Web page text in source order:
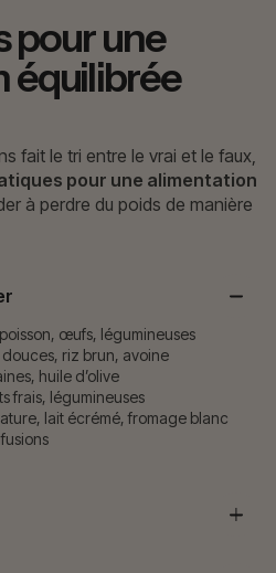
pour une
équilibrée
fait le tri entre le vrai et le faux,
pour une alimentation
à perdre du poids de manière
œufs, légumineuses
riz brun, avoine
huile d’olive
frais, légumineuses
lait écrémé, fromage blanc